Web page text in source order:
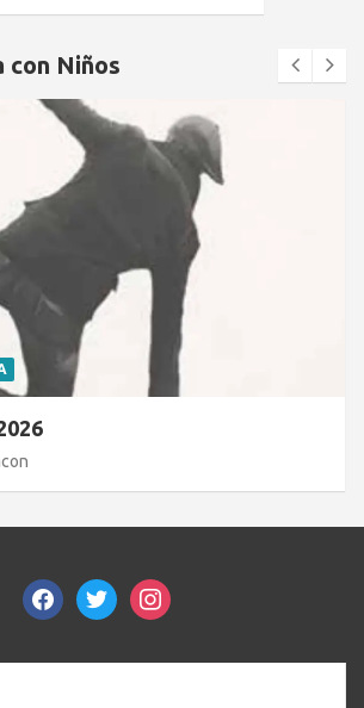
con Niños
facebooktwitterinstagram